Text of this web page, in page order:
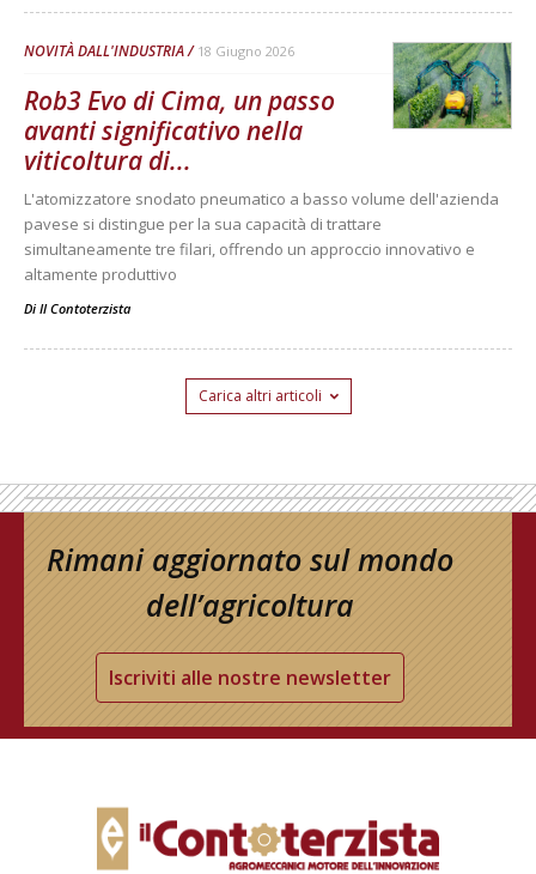
NOVITÀ DALL'INDUSTRIA 18 Giugno 2026
Rob3 Evo di Cima, un passo
avanti significativo nella
viticoltura di...
L'atomizzatore snodato pneumatico a basso volume dell'azienda
pavese si distingue per la sua capacità di trattare
simultaneamente tre filari, offrendo un approccio innovativo e
altamente produttivo
Di Il Contoterzista
Carica altri articoli
Rimani aggiornato sul mondo
dell’agricoltura
Iscriviti alle nostre newsletter